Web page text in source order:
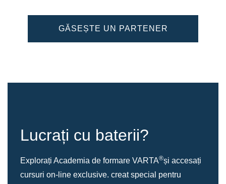
GĂSEȘTE UN PARTENER
Lucrați cu baterii?
Explorați Academia de formare VARTA®și accesați
cursuri on-line exclusive. creat special pentru